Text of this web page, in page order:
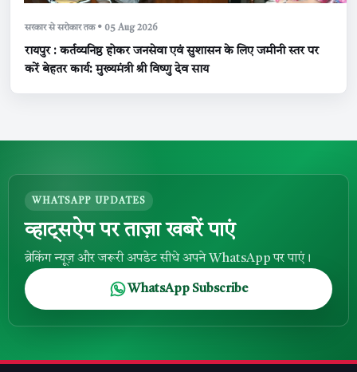
सरकार से सरोकार तक • 05 Aug 2026
रायपुर : कर्तव्यनिष्ठ होकर जनसेवा एवं सुशासन के लिए जमीनी स्तर पर
करें बेहतर कार्य: मुख्यमंत्री श्री विष्णु देव साय
WHATSAPP UPDATES
व्हाट्सऐप पर ताज़ा खबरें पाएं
ब्रेकिंग न्यूज़ और जरूरी अपडेट सीधे अपने WhatsApp पर पाएं।
WhatsApp Subscribe